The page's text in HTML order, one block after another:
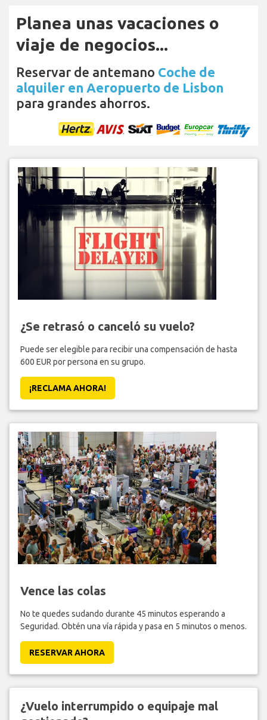
Planea unas vacaciones o
viaje de negocios...
Reservar de antemano Coche de
alquiler en Aeropuerto de Lisbon
para grandes ahorros.
¿Se retrasó o canceló su vuelo?
Puede ser elegible para recibir una compensación de hasta
600 EUR por persona en su grupo.
¡RECLAMA AHORA!
Vence las colas
No te quedes sudando durante 45 minutos esperando a
Seguridad. Obtén una vía rápida y pasa en 5 minutos o menos.
RESERVAR AHORA
¿Vuelo interrumpido o equipaje mal